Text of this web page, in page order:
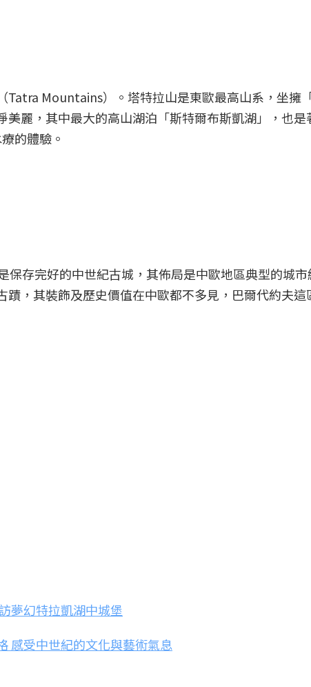
Tatra Mountains）。塔特拉山是東歐最高山系，坐擁
麗，其中最大的高山湖泊「斯特爾布斯凱湖」，也
的體驗。
存完好的中世紀古城，其佈局是中歐地區典型的城市
，其裝飾及歷史價值在中歐都不多見，巴爾代約夫
夢幻特拉凱湖中城堡
感受中世紀的文化與藝術氣息